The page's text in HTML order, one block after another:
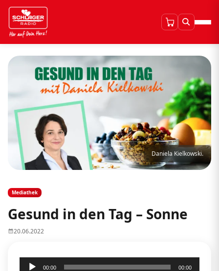
Daniela Kielkowski.
Mediathek
Gesund in den Tag – Sonne
20.06.2022
Audio-
00:00 00:00